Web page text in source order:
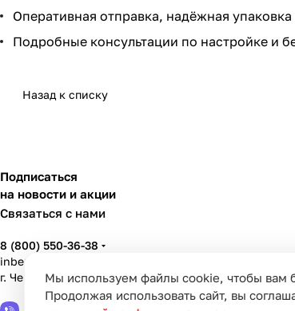
Мы используем файлы cookie, чтобы вам
Продолжая использовать сайт, вы
Оперативная отправка, надёжная
Подробные консультации по настройке и
Назад к списку
Подписаться
на новости и акции
Связаться с нами
8 (800) 550-36-38
inbenzo35@list.ru
г. Череповец, ул. Вологодская, д. 50А